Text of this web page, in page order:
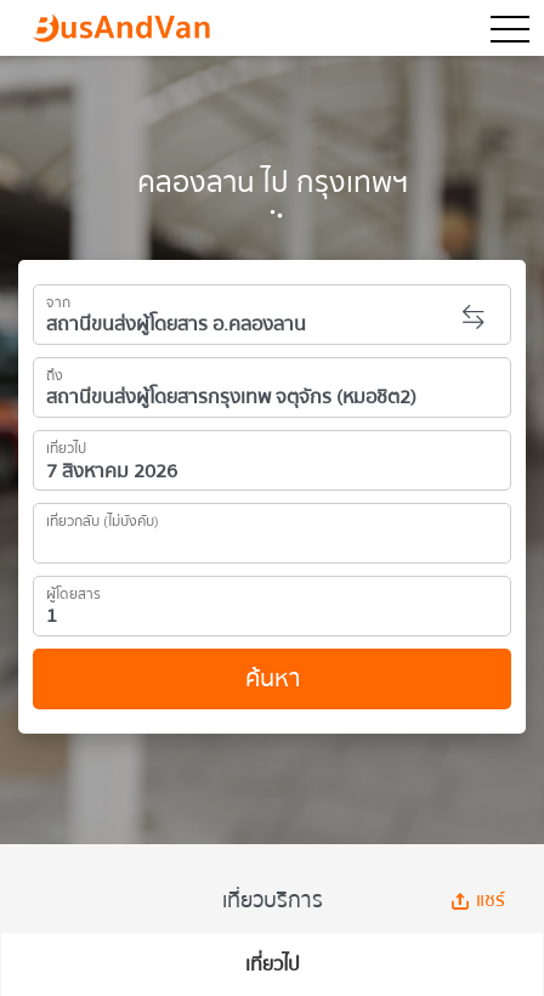
คลองลาน ไป กรุงเทพฯ
จาก
ถึง
เที่ยวไป
เที่ยวกลับ (ไม่บังคับ)
ผู้โดยสาร
ค้นหา
เที่ยวบริการ แชร์
เที่ยวไป